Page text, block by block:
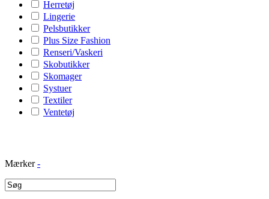
Herretøj
Lingerie
Pelsbutikker
Plus Size Fashion
Renseri/Vaskeri
Skobutikker
Skomager
Systuer
Textiler
Ventetøj
Mærker -